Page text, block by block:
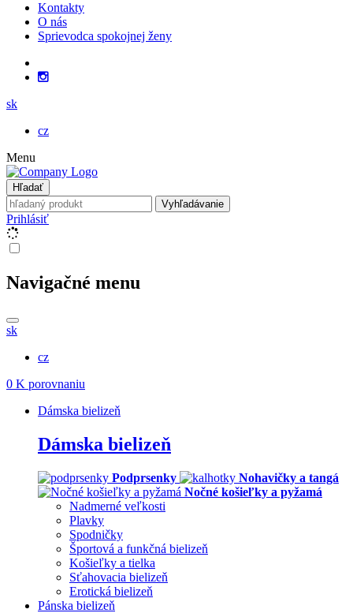
Kontakty
O nás
Sprievodca spokojnej ženy
sk
cz
Menu
Hľadať
Vyhľadávanie
Prihlásiť
Navigačné menu
sk
cz
0 K porovnaniu
Dámska bielizeň
Dámska bielizeň
Podprsenky
Nohavičky a tangá
Nočné košieľky a pyžamá
Nadmerné veľkosti
Plavky
Spodničky
Športová a funkčná bielizeň
Košieľky a tielka
Sťahovacia bielizeň
Erotická bielizeň
Pánska bielizeň